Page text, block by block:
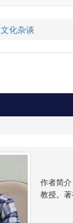
文化杂谈
作者简
教授。